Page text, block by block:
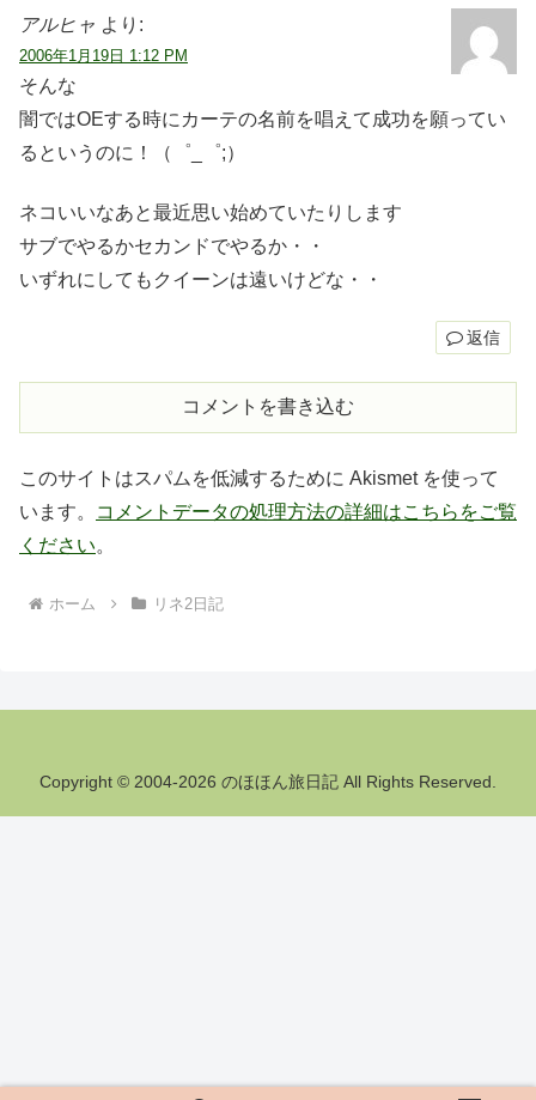
アルヒャ より:
2006年1月19日 1:12 PM
そんな
闇ではOEする時にカーテの名前を唱えて成功を願ってい
るというのに！（゜_゜;）
ネコいいなあと最近思い始めていたりします
サブでやるかセカンドでやるか・・
いずれにしてもクイーンは遠いけどな・・
返信
コメントを書き込む
このサイトはスパムを低減するために Akismet を使って
います。
コメントデータの処理方法の詳細はこちらをご覧
ください。
ホーム リネ2日記
Copyright © 2004-2026 のほほん旅日記 All Rights Reserved.